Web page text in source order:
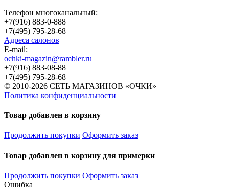
Телефон многоканальный:
+7(916) 883-0-888
+7(495) 795-28-68
Адреса салонов
Е-mail:
ochki-magazin@rambler.ru
+7(916) 883-08-88
+7(495) 795-28-68
© 2010-2026 СЕТЬ МАГАЗИНОВ «ОЧКИ»
Политика конфиденциальности
Товар добавлен в корзину
Продолжить покупки Оформить заказ
Товар добавлен в корзину для примерки
Продолжить покупки Оформить заказ
Ошибка